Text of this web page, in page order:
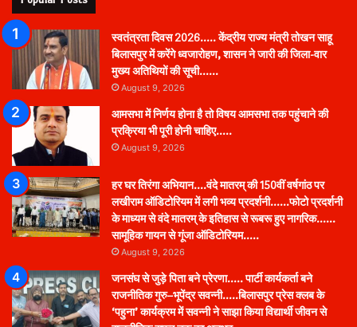
स्वतंत्रता दिवस 2026….. केंद्रीय राज्य मंत्री तोखन साहू
बिलासपुर में करेंगे ध्वजारोहण, शासन ने जारी की जिला-वार
मुख्य अतिथियों की सूची……
August 9, 2026
आमसभा में निर्णय होना है तो विषय आमसभा तक पहुंचाने की
प्रक्रिया भी पूरी होनी चाहिए…..
August 9, 2026
हर घर तिरंगा अभियान….वंदे मातरम् की 150वीं वर्षगांठ पर
लखीराम ऑडिटोरियम में लगी भव्य प्रदर्शनी……फोटो प्रदर्शनी
के माध्यम से वंदे मातरम् के इतिहास से रूबरू हुए नागरिक……
सामूहिक गायन से गूंजा ऑडिटोरियम…..
August 9, 2026
जनसंघ से जुड़े पिता बने प्रेरणा….. पार्टी कार्यकर्ता बने
राजनीतिक गुरु–भूपेंद्र सवन्नी…..बिलासपुर प्रेस क्लब के
‘पहुना’ कार्यक्रम में सवन्नी ने साझा किया विद्यार्थी जीवन से